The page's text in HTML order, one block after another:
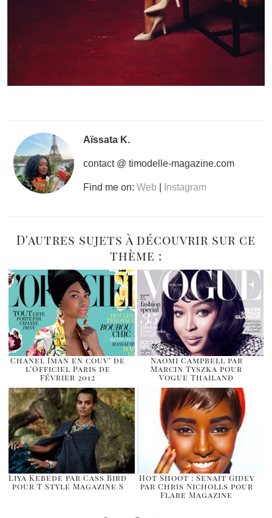
Aïssata K.
contact @ timodelle-magazine.com
Find me on: Web Instagram
D'autres sujets à découvrir sur ce
thème :
Chanel Iman en couv’ de
l’Officiel Paris de
Février 2012
Naomi Campbell par
Marcin Tyszka pour
Vogue Thailand
Liya Kebede par Cass Bird
pour T Style Magazine S
Hot Shoot : Senait Gidey
par Chris Nicholls pour
Flare Magazine